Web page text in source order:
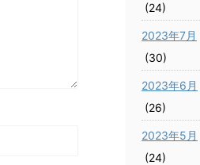
(24)
2023年7月
(30)
2023年6月
(26)
2023年5月
(24)